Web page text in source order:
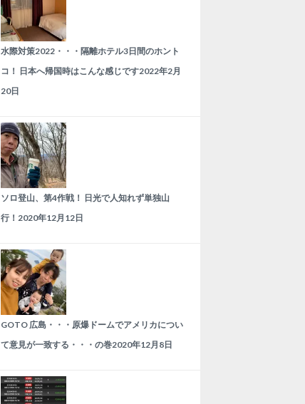
水際対策2022・・・隔離ホテル3日間のホント
コ！ 日本へ帰国時はこんな感じです2022年2月
20日
ソロ登山、第4作戦！ 日光で人知れず単独山
行！ 2020年12月12日
GOTO 広島・・・原爆ドームでアメリカについ
て意見が一致する・・・の巻2020年12月8日